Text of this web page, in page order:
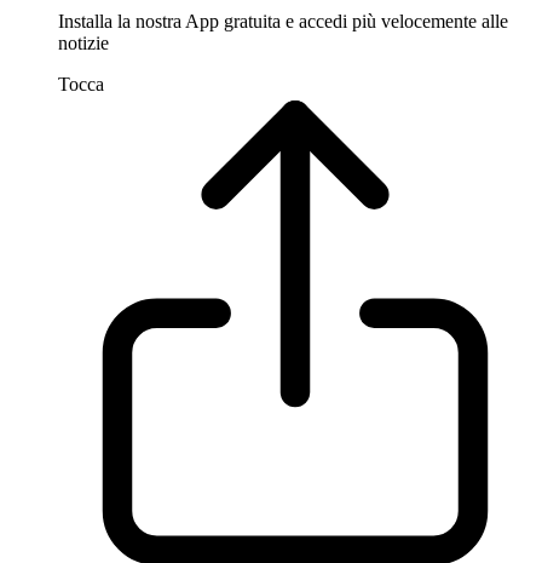
Installa la nostra App gratuita e accedi più velocemente alle
notizie
Tocca